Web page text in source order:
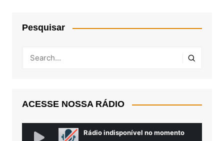
Pesquisar
ACESSE NOSSA RÁDIO